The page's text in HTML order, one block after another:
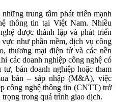
trung tâm phát triển mạnh
thông tin tại Việt Nam. Nhiều
được thành lập và phát triển
như phần mềm, dịch vụ công
thương mại điện tử và các nền
các doanh nghiệp công nghệ có
bán doanh nghiệp hoặc tham
bán – sáp nhập (M&A), việc
công nghệ thông tin (CNTT) trở
trong quá trình giao dịch.